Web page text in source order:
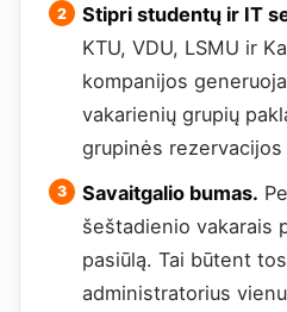
Stipri studentų ir IT
KTU, VDU, LSMU ir
kompanijos
vakarienių grupių
grupinės
Savaitgalio bumas.
šeštadienio vakarais
pasiūlą. Tai būtent
administratorius